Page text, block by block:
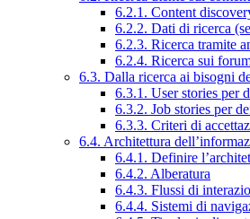
6.2.1. Content
6.2.2. Dati di ricerca
6.2.3. Ricerca tramite
6.2.4. Ricerca sui
6.3. Dalla ricerca ai bisogni
6.3.1. User stories per
6.3.2. Job stories per
6.3.3. Criteri di
6.4. Architettura
6.4.1. Definire
6.4.2. Alberatura
6.4.3. Flussi di
6.4.4. Sistemi di